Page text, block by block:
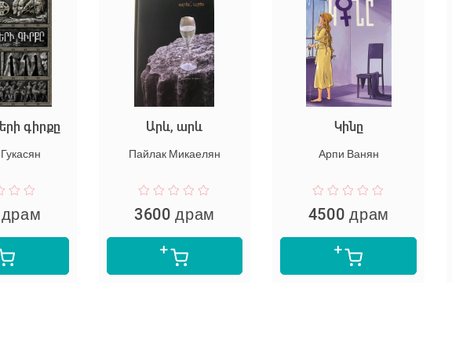
Արև, արև
Пайлак Микаелян
3600 драм
Կինը
Арпи Ванян
4500 драм